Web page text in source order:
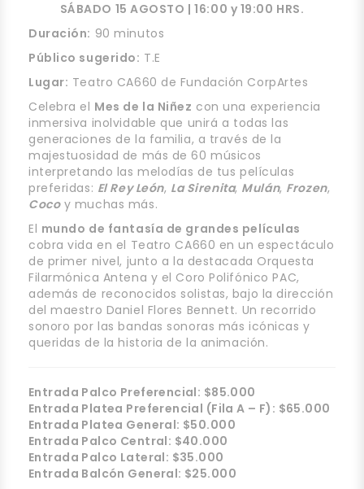
SÁBADO 15 AGOSTO | 16:00 y 19:00 HRS.
Duración: 90 minutos
Público sugerido: T.E
Lugar: Teatro CA660 de Fundación CorpArtes
Celebra el Mes de la Niñez con una experiencia
inmersiva inolvidable que unirá a todas las
generaciones de la familia, a través de la
majestuosidad de más de 60 músicos
interpretando las melodías de tus películas
preferidas: El Rey León, La Sirenita, Mulán, Frozen,
Cocoy muchas más.
El mundo de fantasía de grandes películas
cobra vida en el Teatro CA660 en un espectáculo
de primer nivel, junto a la destacada Orquesta
Filarmónica Antena y el Coro Polifónico PAC,
además de reconocidos solistas, bajo la dirección
del maestro Daniel Flores Bennett. Un recorrido
sonoro por las bandas sonoras más icónicas y
queridas de la historia de la animación.
Entrada Palco Preferencial: $85.000
Entrada Platea Preferencial (Fila A – F): $65.000
Entrada Platea General: $50.000
Entrada Palco Central: $40.000
Entrada Palco Lateral: $35.000
Entrada Balcón General: $25.000